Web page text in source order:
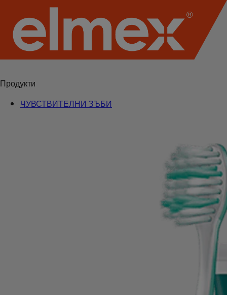
Продукти
ЧУВСТВИТЕЛНИ ЗЪБИ